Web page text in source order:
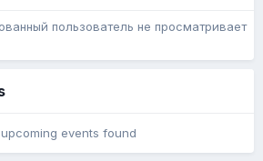
пользователь не просматривает
events found